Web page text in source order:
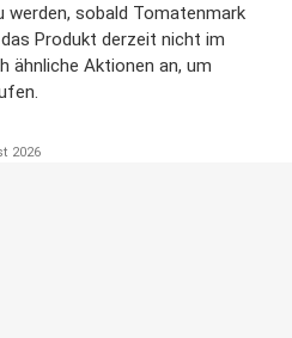
sobald Tomatenmark
Produkt derzeit nicht im
ähnliche Aktionen an, um
2026